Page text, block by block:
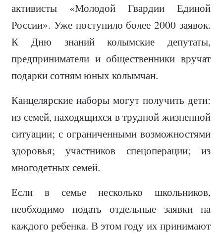
активисты «Молодой Гвардии Единой
России». Уже поступило более 2000 заявок.
К Дню знаний колымские депутаты,
предприниматели и общественники вручат
подарки сотням юных колымчан.
Канцелярские наборы могут получить дети:
из семей, находящихся в трудной жизненной
ситуации; с ограниченными возможностями
здоровья; участников спецоперации; из
многодетных семей.
Если в семье несколько школьников,
необходимо подать отдельные заявки на
каждого ребенка. В этом году их принимают